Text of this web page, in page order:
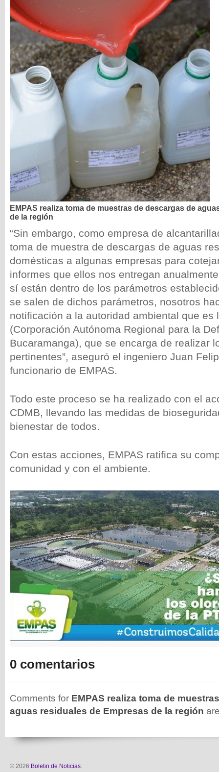
EMPAS realiza toma de muestras de descargas de
de la región
“Sin embargo, como empresa de
toma de muestra de descargas de aguas
domésticas a algunas empresas para
informes que ellos nos entregan
sí están dentro de los parámetros
se salen de dichos parámetros, nosotros
notificación a la autoridad ambiental que es
(Corporación Autónoma Regional para la
Bucaramanga), que se encarga de realizar
pertinentes”, aseguró el ingeniero Juan
funcionario de EMPAS.
Todo este proceso se ha realizado con el
CDMB, llevando las medidas de
bienestar de todos.
Con estas acciones, EMPAS ratifica su
comunidad y con el ambiente.
0 comentarios
Comments for EMPAS realiza toma de
aguas residuales de Empresas de la región
© 2026 Boletin de Noticias.